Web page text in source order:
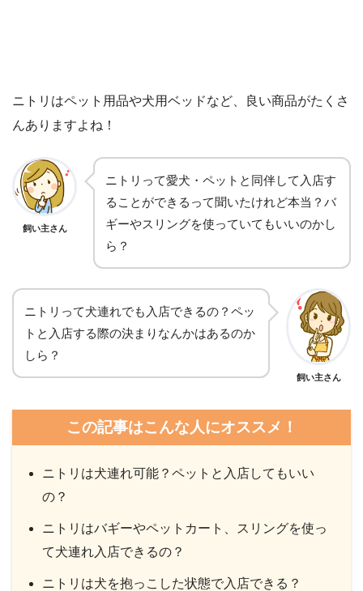
ニトリはペット用品や犬用ベッドなど、良い商品がたくさ
んありますよね！
飼い主さん
ニトリって愛犬・ペットと同伴して入店す
ることができるって聞いたけれど本当？バ
ギーやスリングを使っていてもいいのかし
ら？
ニトリって犬連れでも入店できるの？ペッ
トと入店する際の決まりなんかはあるのか
しら？
飼い主さん
この記事はこんな人にオススメ！
ニトリは犬連れ可能？ペットと入店してもいい
の？
ニトリはバギーやペットカート、スリングを使っ
て犬連れ入店できるの？
ニトリは犬を抱っこした状態で入店できる？